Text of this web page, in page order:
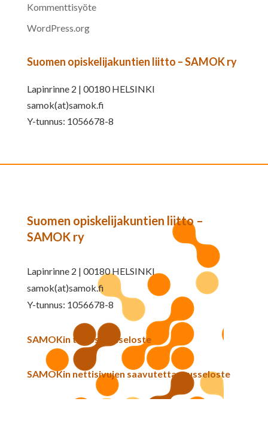
Kommenttisyöte
WordPress.org
Suomen opiskelijakuntien liitto – SAMOK ry
Lapinrinne 2 | 00180 HELSINKI
samok(at)samok.fi
Y-tunnus: 1056678-8
Suomen opiskelijakuntien liitto –
SAMOK ry
Lapinrinne 2 | 00180 HELSINKI
samok(at)samok.fi
Y-tunnus: 1056678-8
SAMOKin tietosuojaseloste
SAMOKin nettisivujen saavutettavuusseloste